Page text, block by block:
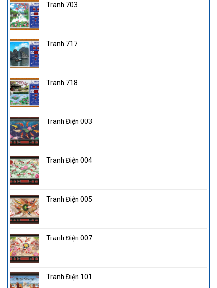
Tranh 703
Tranh 717
Tranh 718
Tranh Điện 003
Tranh Điện 004
Tranh Điện 005
Tranh Điện 007
Tranh Điện 101